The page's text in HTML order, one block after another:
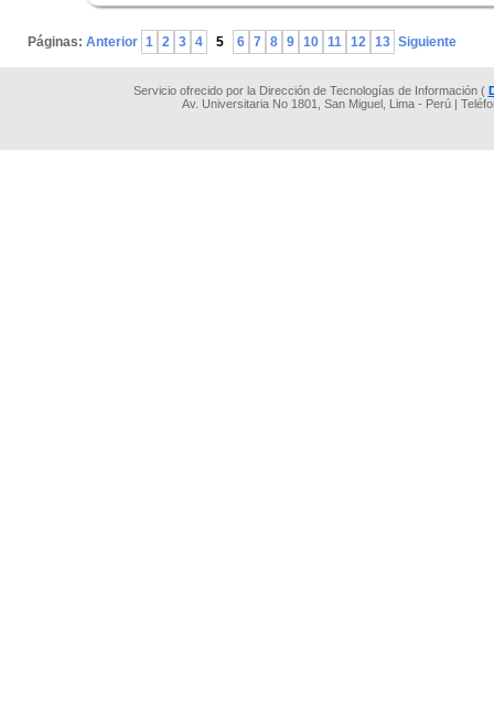
Páginas: Anterior 1 2 3 4 5 6 7 8 9 10 11 12 13 Siguiente
Servicio ofrecido por la Dirección de Tecnologías de Información (
Av. Universitaria No 1801, San Miguel, Lima - Perú |